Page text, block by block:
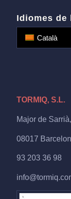
Idiomes de
Català
TORMIQ, S.L.
Major de
08017
93 203 36 98